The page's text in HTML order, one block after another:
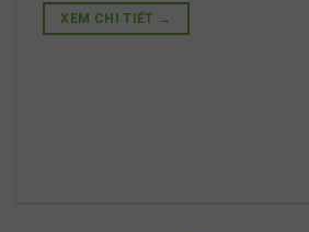
XEM CHI TIẾT →